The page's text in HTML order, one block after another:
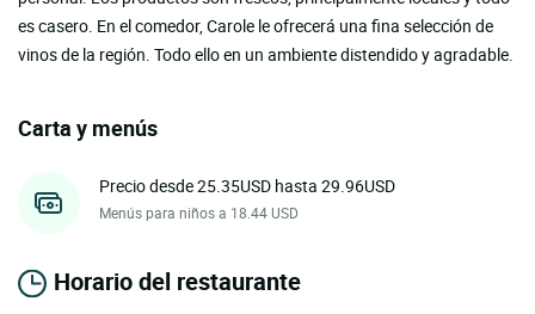
es casero. En el comedor, Carole le ofrecerá una fina selección de
vinos de la región. Todo ello en un ambiente distendido y agradable.
Carta y menús
Precio desde 25.35USD hasta 29.96USD
Menús para niños a 18.44 USD
Horario del restaurante